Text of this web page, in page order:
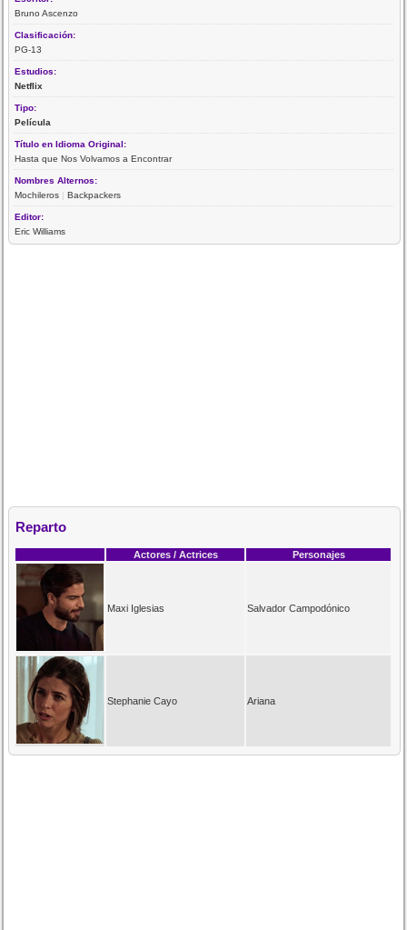
Bruno Ascenzo
Clasificación:
PG-13
Estudios:
Netflix
Tipo:
Película
Título en Idioma Original:
Hasta que Nos Volvamos a Encontrar
Nombres Alternos:
Mochileros |Backpackers
Editor:
Eric Williams
Reparto
Actores / Actrices Personajes
Maxi Iglesias Salvador Campodónico
Stephanie Cayo Ariana